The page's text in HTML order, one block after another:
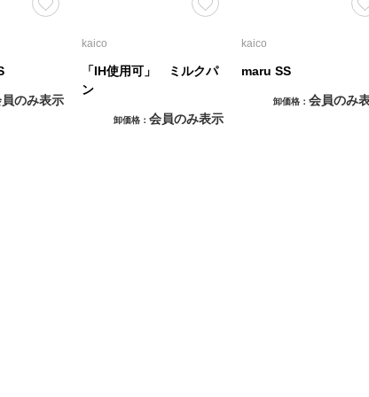
のみ表示
kaico
「IH使用可」 ミルクパ
ン
卸価格 会員のみ表示
kaico
maru SS
卸価格 会員のみ